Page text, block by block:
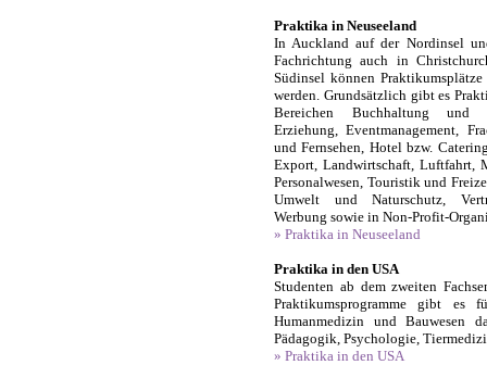
Praktika in Neuseeland
In Auckland auf der Nordinsel
Fachrichtung auch in
Südinsel können
werden. Grundsätzlich gibt es
Bereichen Buchhaltung und
Erziehung, Eventmanagement,
und Fernsehen, Hotel bzw.
Export, Landwirtschaft, Luftfahrt,
Personalwesen, Touristik und
Umwelt und Naturschutz,
Werbung sowie in Non-Profit-
» Praktika in Neuseeland
Praktika in den USA
Studenten ab dem zweiten
Praktikumsprogramme gibt es
Humanmedizin und Bauwesen
Pädagogik, Psychologie,
» Praktika in den USA